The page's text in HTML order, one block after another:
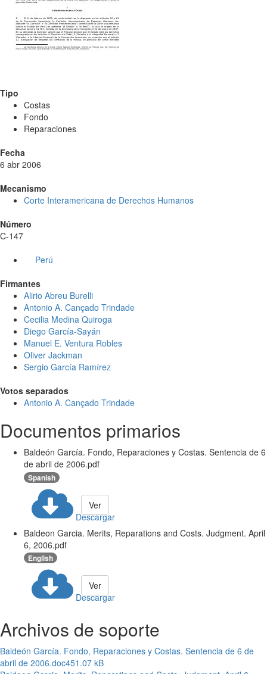
Tipo
Costas
Fondo
Reparaciones
Fecha
6 abr 2006
Mecanismo
Corte Interamericana de Derechos Humanos
Número
C-147
Perú
Firmantes
Alirio Abreu Burelli
Antonio A. Cançado Trindade
Cecilia Medina Quiroga
Diego García-Sayán
Manuel E. Ventura Robles
Oliver Jackman
Sergio García Ramírez
Votos separados
Antonio A. Cançado Trindade
Documentos primarios
Baldeón García. Fondo, Reparaciones y Costas. Sentencia de 6
de abril de 2006.pdf
Spanish
Descargar
Ver
Baldeon Garcia. Merits, Reparations and Costs. Judgment. April
6, 2006.pdf
English
Descargar
Ver
Archivos de soporte
Baldeón García. Fondo, Reparaciones y Costas. Sentencia de 6 de
abril de 2006.doc451.07 kB